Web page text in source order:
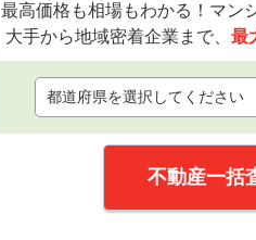
最高価格も相場もわかる！マン
大手から地域密着企業まで、 最
不動産一括